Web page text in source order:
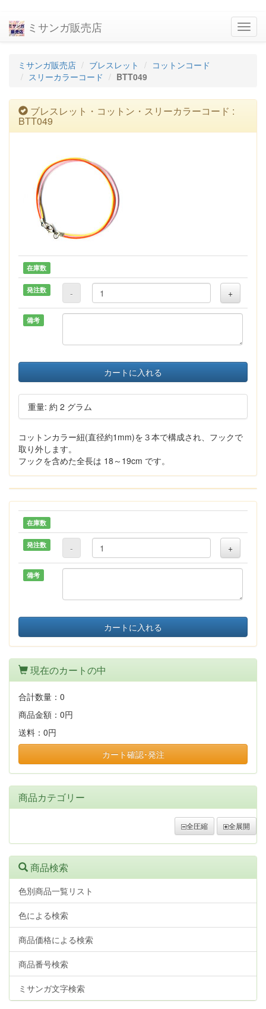
ミサンガ販売店
ミサンガ販売店 ブレスレット
コットンコード
スリーカラーコード
BTT049
ブレスレット・コットン・スリーカラーコード :
BTT049
在庫数
発注数 - +
備考
カートに入れる
重量: 約 2 グラム
コットンカラー紐(直径約1mm)を３本で構成され、フックで
取り外します。
フックを含めた全長は 18～19cm です。
在庫数
発注数 - +
備考
カートに入れる
現在のカートの中
合計数量： 0
商品金額： 0円
送料： 0円
カート確認･発注
商品カテゴリー
全圧縮 全展開
商品検索
色別商品一覧リスト
色による検索
商品価格による検索
商品番号検索
ミサンガ文字検索